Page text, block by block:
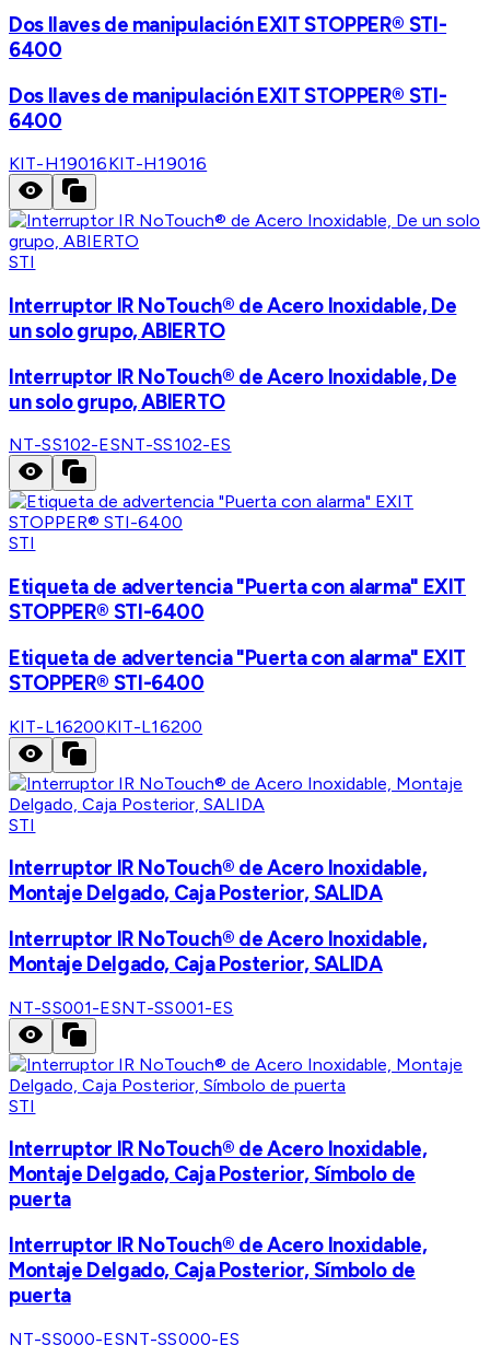
Dos llaves de manipulación EXIT STOPPER® STI-
6400
Dos llaves de manipulación EXIT STOPPER® STI-
6400
KIT-H19016KIT-H19016
STI
Interruptor IR NoTouch® de Acero Inoxidable, De
un solo grupo, ABIERTO
Interruptor IR NoTouch® de Acero Inoxidable, De
un solo grupo, ABIERTO
NT-SS102-ESNT-SS102-ES
STI
Etiqueta de advertencia "Puerta con alarma" EXIT
STOPPER® STI-6400
Etiqueta de advertencia "Puerta con alarma" EXIT
STOPPER® STI-6400
KIT-L16200KIT-L16200
STI
Interruptor IR NoTouch® de Acero Inoxidable,
Montaje Delgado, Caja Posterior, SALIDA
Interruptor IR NoTouch® de Acero Inoxidable,
Montaje Delgado, Caja Posterior, SALIDA
NT-SS001-ESNT-SS001-ES
STI
Interruptor IR NoTouch® de Acero Inoxidable,
Montaje Delgado, Caja Posterior, Símbolo de
puerta
Interruptor IR NoTouch® de Acero Inoxidable,
Montaje Delgado, Caja Posterior, Símbolo de
puerta
NT-SS000-ESNT-SS000-ES